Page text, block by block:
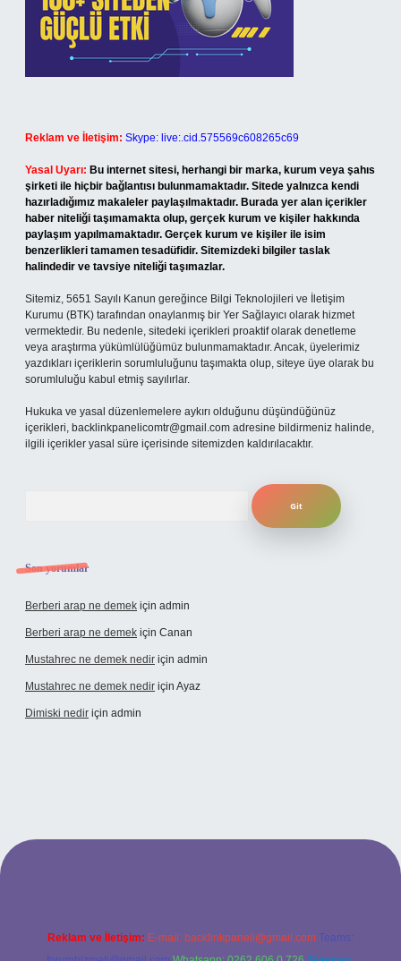
Reklam ve İletişim: Skype: live:.cid.575569c608265c69
Yasal Uyarı: Bu internet sitesi, herhangi bir marka, kurum veya şahıs
şirketi ile hiçbir bağlantısı bulunmamaktadır. Sitede yalnızca kendi
hazırladığımız makaleler paylaşılmaktadır. Burada yer alan içerikler
haber niteliği taşımamakta olup, gerçek kurum ve kişiler hakkında
paylaşım yapılmamaktadır. Gerçek kurum ve kişiler ile isim
benzerlikleri tamamen tesadüfidir. Sitemizdeki bilgiler taslak
halindedir ve tavsiye niteliği taşımazlar.
Sitemiz, 5651 Sayılı Kanun gereğince Bilgi Teknolojileri ve İletişim
Kurumu (BTK) tarafından onaylanmış bir Yer Sağlayıcı olarak hizmet
vermektedir. Bu nedenle, sitedeki içerikleri proaktif olarak denetleme
veya araştırma yükümlülüğümüz bulunmamaktadır. Ancak, üyelerimiz
yazdıkları içeriklerin sorumluluğunu taşımakta olup, siteye üye olarak bu
sorumluluğu kabul etmiş sayılırlar.
Hukuka ve yasal düzenlemelere aykırı olduğunu düşündüğünüz
içerikleri, backlinkpanelicomtr@gmail.com adresine bildirmeniz halinde,
ilgili içerikler yasal süre içerisinde sitemizden kaldırılacaktır.
Son yorumlar
Berberi arap ne demek için admin
Berberi arap ne demek için Canan
Mustahrec ne demek nedir için admin
Mustahrec ne demek nedir için Ayaz
Dimiski nedir için admin
adresi
Reklam ve İletişim: E-mail: backlinkpaneli@gmail.com Teams: